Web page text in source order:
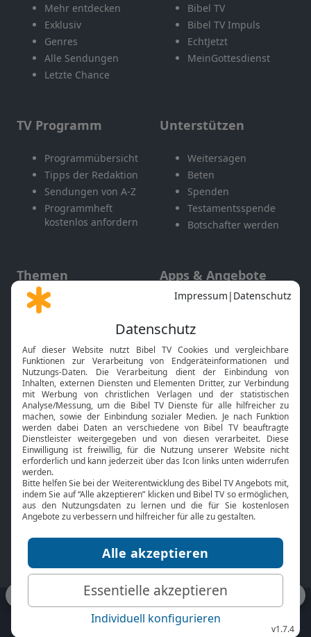
Mehr entdecken
Exklusiv
Genres
Alle Sendungen
Letzte Chance
Bibel TV
Bibel TV Impuls
EchtJetzt
MeinGottesdienst
TV Programm
Programmübersicht
Tipps der Redaktion
Sendungen von A-Z
Programmheft
kostenlos anfordern
Unterstützen
Weitersagen
Beten
Spenden
Testamentsspende
Botschafter werden
Themen
Gott und Bibel erklärt
Neuigkeiten
Apps & Angebote
Mobile App
Smart TV
HbbTV
Bibelthek Online-Bibel
Nächster Gottesdienst
Bibel TV
Über uns
Jobs
Mediadaten
Service
Kontakt
TV-Empfang
bibeltv.de: Impressum
Datenschutz
Nutzungsbedingungen